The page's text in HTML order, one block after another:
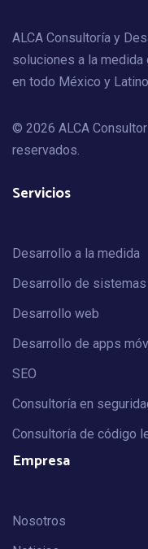
ALCA Consultoría y
soluciones a la medida
en todo México y
© 2026 ALCA
reservados.
Servicios
Desarrollo a la medida
Desarrollo de
Desarrollo web
Desarrollo de apps
SEO
Consultoría en
Consultoría de código
Empresa
Nosotros